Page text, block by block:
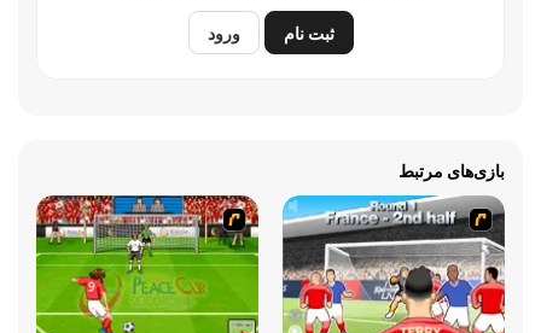
ثبت نام ورود
بازی‌های مرتبط